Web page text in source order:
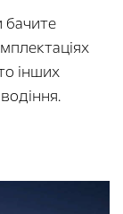
бачите
інших